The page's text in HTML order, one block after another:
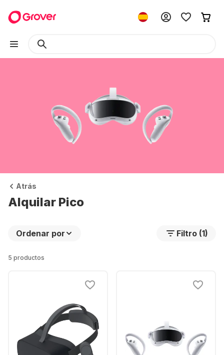
Atrás
Alquilar Pico
Ordenar por Filtro (1)
5 productos